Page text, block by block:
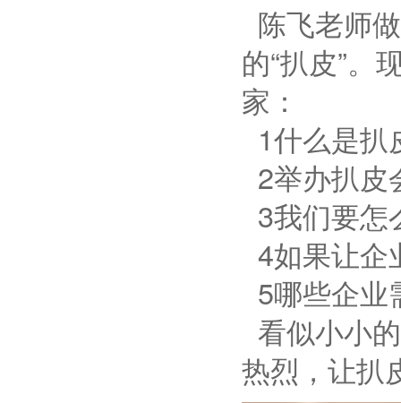
陈飞老师
的“扒皮”。
家：
1什么是扒
2举办扒皮
3我们要怎
4如果让企
5哪些企业
看似小小
热烈，让扒